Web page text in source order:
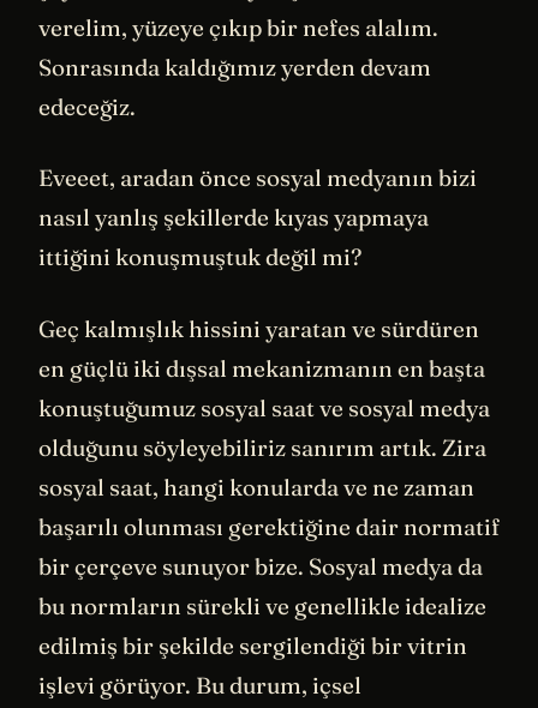
verelim, yüzeye çıkıp bir nefes alalım.
Sonrasında kaldığımız yerden devam
edeceğiz.
Eveeet, aradan önce sosyal medyanın bizi
nasıl yanlış şekillerde kıyas yapmaya
ittiğini konuşmuştuk değil mi?
Geç kalmışlık hissini yaratan ve sürdüren
en güçlü iki dışsal mekanizmanın en başta
konuştuğumuz sosyal saat ve sosyal medya
olduğunu söyleyebiliriz sanırım artık. Zira
sosyal saat, hangi konularda ve ne zaman
başarılı olunması gerektiğine dair normatif
bir çerçeve sunuyor bize. Sosyal medya da
bu normların sürekli ve genellikle idealize
edilmiş bir şekilde sergilendiği bir vitrin
işlevi görüyor. Bu durum, içsel